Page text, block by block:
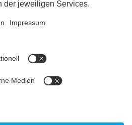
Linkedin